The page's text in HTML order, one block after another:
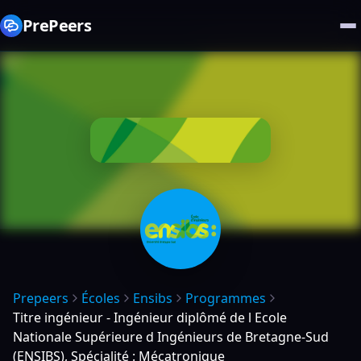
PrePeers
Prepeers Écoles Ensibs
Programmes
Titre ingénieur - Ingénieur diplômé de l Ecole
Nationale Supérieure d Ingénieurs de Bretagne-Sud
(ENSIBS), Spécialité : Mécatronique